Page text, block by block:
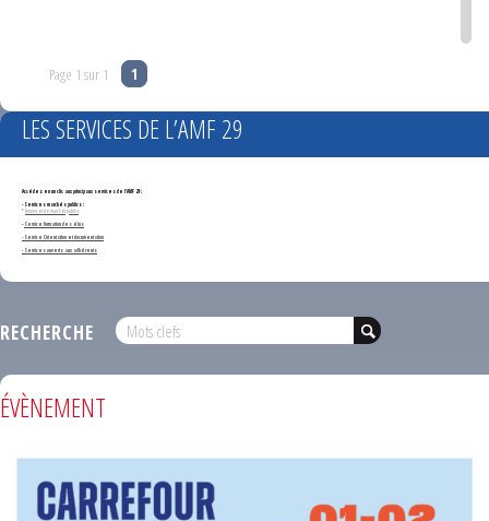
Page 1 sur 1 1
LES SERVICES DE L’AMF 29
Accédez en un clic aux principaux services de l'AMF 29 :
- Services marchés publics :
*Annonces de marchés publics
-Service formation des élus
- Service Orientation et documentation
- Services ouverts aux adhérents
RECHERCHE
ÉVÈNEMENT